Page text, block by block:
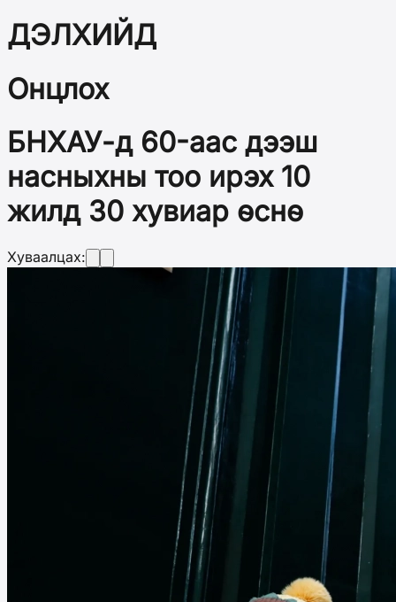
ДЭЛХИЙД
Онцлох
БНХАУ-д 60-аас дээш
насныхны тоо ирэх 10
жилд 30 хувиар өснө
Хуваалцах: